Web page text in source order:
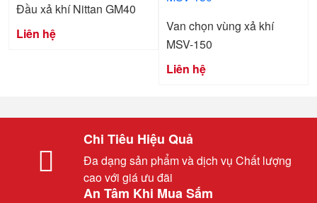
Đầu xả khí Nittan GM40
Liên hệ
Van chọn vùng xả khí
MSV-150
Liên hệ
Chi Tiêu Hiệu Quả
Đa dạng sản phẩm và dịch vụ Chất lượng
cao với giá ưu đãi
An Tâm Khi Mua Sắm